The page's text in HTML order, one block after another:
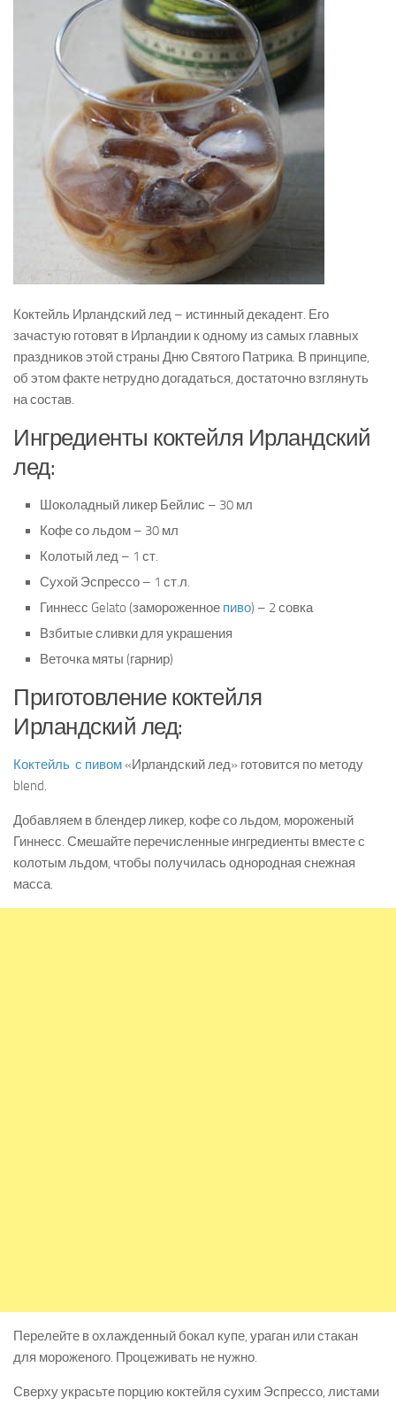
Коктейль Ирландский лед – истинный декадент. Его
зачастую готовят в Ирландии к одному из самых главных
праздников этой страны Дню Святого Патрика. В принципе,
об этом факте нетрудно догадаться, достаточно взглянуть
на состав.
Ингредиенты коктейля Ирландский
лед:
Шоколадный ликер Бейлис – 30 мл
Кофе со льдом – 30 мл
Колотый лед – 1 ст.
Сухой Эспрессо – 1 ст.л.
Гиннесс Gelato (замороженное пиво) – 2 совка
Взбитые сливки для украшения
Веточка мяты (гарнир)
Приготовление коктейля
Ирландский лед:
Коктейль с пивом«Ирландский лед» готовится по методу
blend.
Добавляем в блендер ликер, кофе со льдом, мороженый
Гиннесс. Смешайте перечисленные ингредиенты вместе с
колотым льдом, чтобы получилась однородная снежная
масса.
Перелейте в охлажденный бокал купе, ураган или стакан
для мороженого. Процеживать не нужно.
Сверху украсьте порцию коктейля сухим Эспрессо, листами